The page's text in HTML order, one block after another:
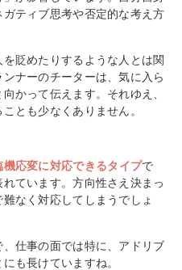
ティブ思考や否定的な考え方
貶めたりするような人とは関
ナーのチーターは、気に入ら
かって伝えます。それゆえ、
とも少なくありません。
機応変に対応できるタイプで
ています。方向性さえ決まっ
なく対応してしまうでしょ
仕事の面では特に、アドリブ
も長けていますね。